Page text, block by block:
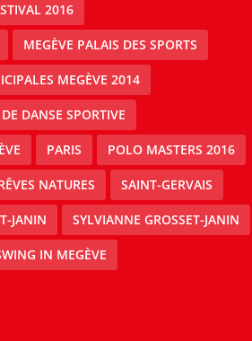
2016
MEGÈVE PALAIS DES SPORTS
MEGÈVE 2014
DANSE SPORTIVE
PARIS POLO MASTERS 2016
NATURES SAINT-GERVAIS
JANIN SYLVIANNE GROSSET-JANIN
IN MEGÈVE